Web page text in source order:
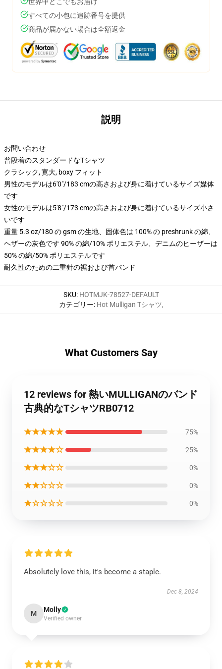
すべての小包に追跡番号を提供
商品が届かない場合は全額返金
説明
お問い合わせ
普段着のスタンダードなTシャツ
クラシック, 寛大, boxy フィット
男性のモデルは6'0"/183 cmの高さおよび身に着けているサイズ媒体
です
女性のモデルは5'8"/173 cmの高さおよび身に着けているサイズ小さ
いです
重量 5.3 oz/180 の gsm の生地、固体色は 100% の preshrunk の綿、
ヘザーの灰色です 90% の綿/10% ポリエステル、デニムのヒーザーは
50% の綿/50% ポリエステルです
耐久性のための二重針の裾および首バンド
SKU: HOTMJK-78527-DEFAULT
カテゴリー: Hot Mulligan Tシャツ,
What Customers Say
12 reviews for 熱いMULLIGANのバンド
古典的なTシャツRB0712
★★★★★ 75%
★★★★☆ 25%
★★★☆☆ 0%
★★☆☆☆ 0%
★☆☆☆☆ 0%
Absolutely love this, it's become a staple.
Dec 8, 2024
M Molly
Verified owner